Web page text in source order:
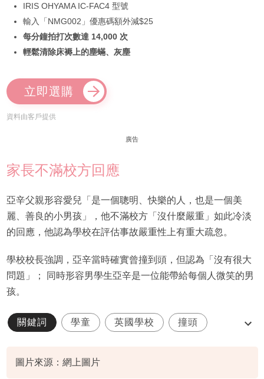
IRIS OHYAMA IC-FAC4 型號
輸入「NMG002」優惠碼額外減$25
每分鐘拍打次數達 14,000 次
輕鬆清除床褥上的塵蟎、灰塵
立即選購
資料由客戶提供
廣告
家長不滿校方回應
亞辛父親形容愛兒​​「是一個聰明、快樂的人，也是一個美
麗、善良的小男孩」，他不滿校方「沒什麼嚴重」如此冷淡
的回應，他認為學校在評估事故嚴重性上有重大疏忽。
學校校長強調，亞辛當時確實曾撞到頭，但認為「沒有很大
問題」； 同時形容男學生亞辛是一位能帶給每個人微笑的男
孩。
關鍵詞 學童 英國學校 撞頭
圖片來源：網上圖片